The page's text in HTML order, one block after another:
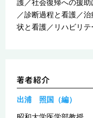
護／社会復帰への援
／診断過程と看護／
状と看護／リハビリ
出浦 照国（編）